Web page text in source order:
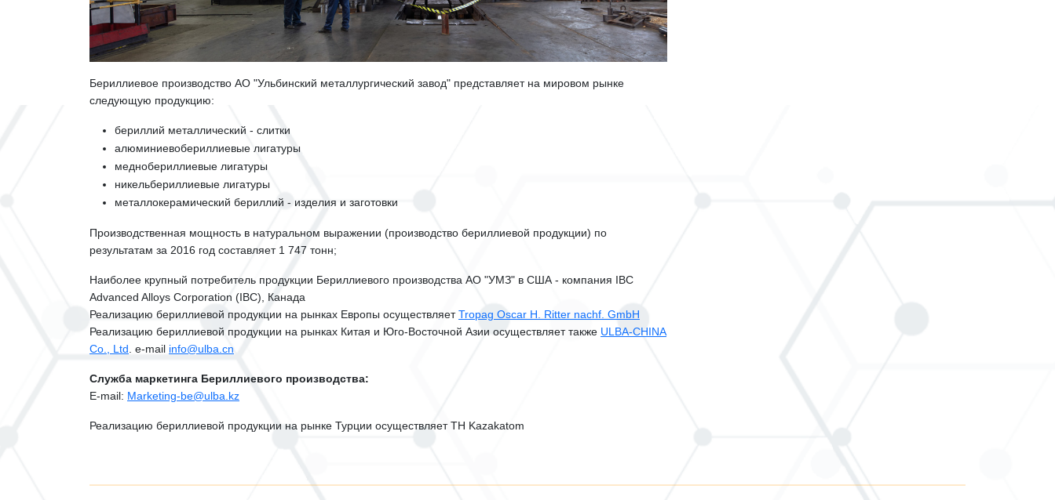
Бериллиевое производство АО "Ульбинский металлургический завод" представляет на мировом рынке
следующую продукцию:
бериллий металлический - слитки
алюминиевобериллиевые лигатуры
меднобериллиевые лигатуры
никельбериллиевые лигатуры
металлокерамический бериллий - изделия и заготовки
Производственная мощность в натуральном выражении (производство бериллиевой продукции) по
результатам за 2016 год составляет 1 747 тонн;
Наиболее крупный потребитель продукции Бериллиевого производства АО "УМЗ" в США - компания IBC
Advanced Alloys Corporation (IBC), Канада
Реализацию бериллиевой продукции на рынках Европы осуществляетTropag Oscar H. Ritter nachf. GmbH
Реализацию бериллиевой продукции на рынках Китая и Юго-Восточной Азии осуществляет также ULBA-CHINA
Co., Ltd . e-mail info@ulba.cn
Cлужба маркетинга Бериллиевого производства:
E-mail: Marketing-be@ulba.kz
Реализацию бериллиевой продукции на рынке Турции осуществляетTH Kazakatom